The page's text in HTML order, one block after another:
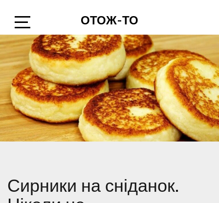
content
Open
Sidebar
ОТОЖ-ТО
Сирники на сніданок.